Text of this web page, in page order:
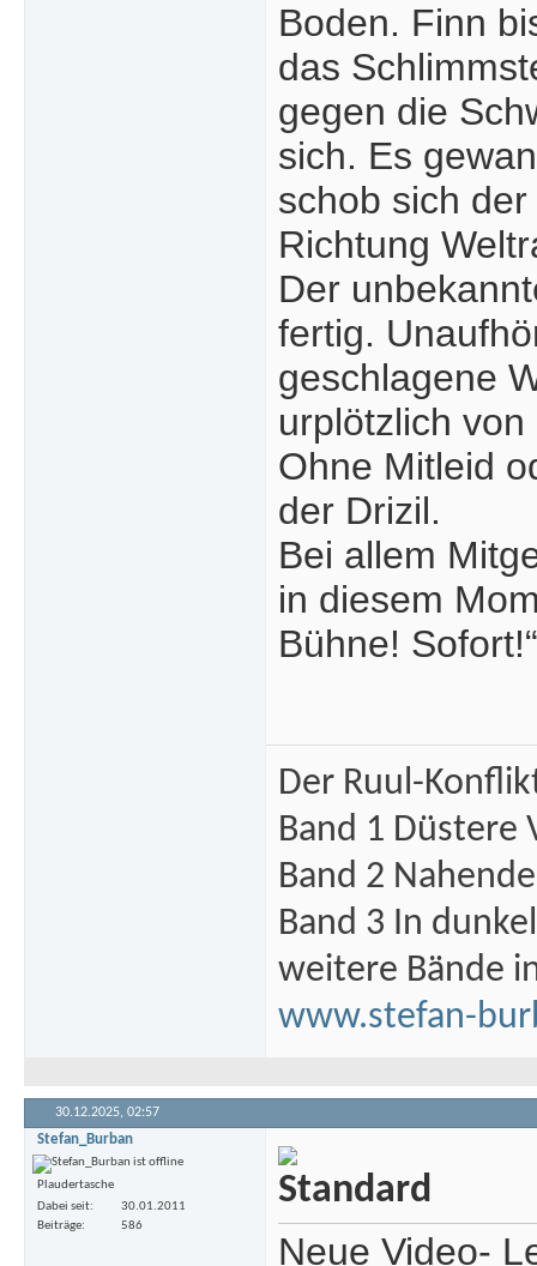
Boden. Finn
das
gegen die
sich. Es
schob sich
Richtung
Der
fertig.
geschlagene
urplötzlich
Ohne Mitleid
der Drizil.
Bei allem
in diesem
Bühne! Sofort!“
Der Ruul-
Band 1 Düstere
Band 2
Band 3 In
weitere Bände
www.stefan-
30.12.2025, 02:57
Stefan_Burban
Plaudertasche
Dabei seit
30.01.2011
Beiträge
586
Neue Video-